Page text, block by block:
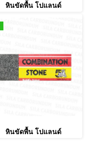
หินขัดพื้น โปแลนด์
หินขัดพื้น โปแลนด์